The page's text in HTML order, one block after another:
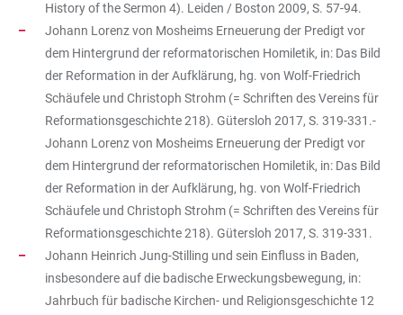
History of the Sermon 4). Leiden / Boston 2009, S. 57-94.
Johann Lorenz von Mosheims Erneuerung der Predigt vor
dem Hintergrund der reformatorischen Homiletik, in: Das Bild
der Reformation in der Aufklärung, hg. von Wolf-Friedrich
Schäufele und Christoph Strohm (= Schriften des Vereins für
Reformationsgeschichte 218). Gütersloh 2017, S. 319-331.-
Johann Lorenz von Mosheims Erneuerung der Predigt vor
dem Hintergrund der reformatorischen Homiletik, in: Das Bild
der Reformation in der Aufklärung, hg. von Wolf-Friedrich
Schäufele und Christoph Strohm (= Schriften des Vereins für
Reformationsgeschichte 218). Gütersloh 2017, S. 319-331.
Johann Heinrich Jung-Stilling und sein Einfluss in Baden,
insbesondere auf die badische Erweckungsbewegung, in:
Jahrbuch für badische Kirchen- und Religionsgeschichte 12